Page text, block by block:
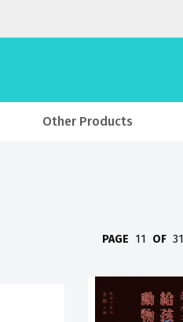
Other Products
PAGE 11 OF 31